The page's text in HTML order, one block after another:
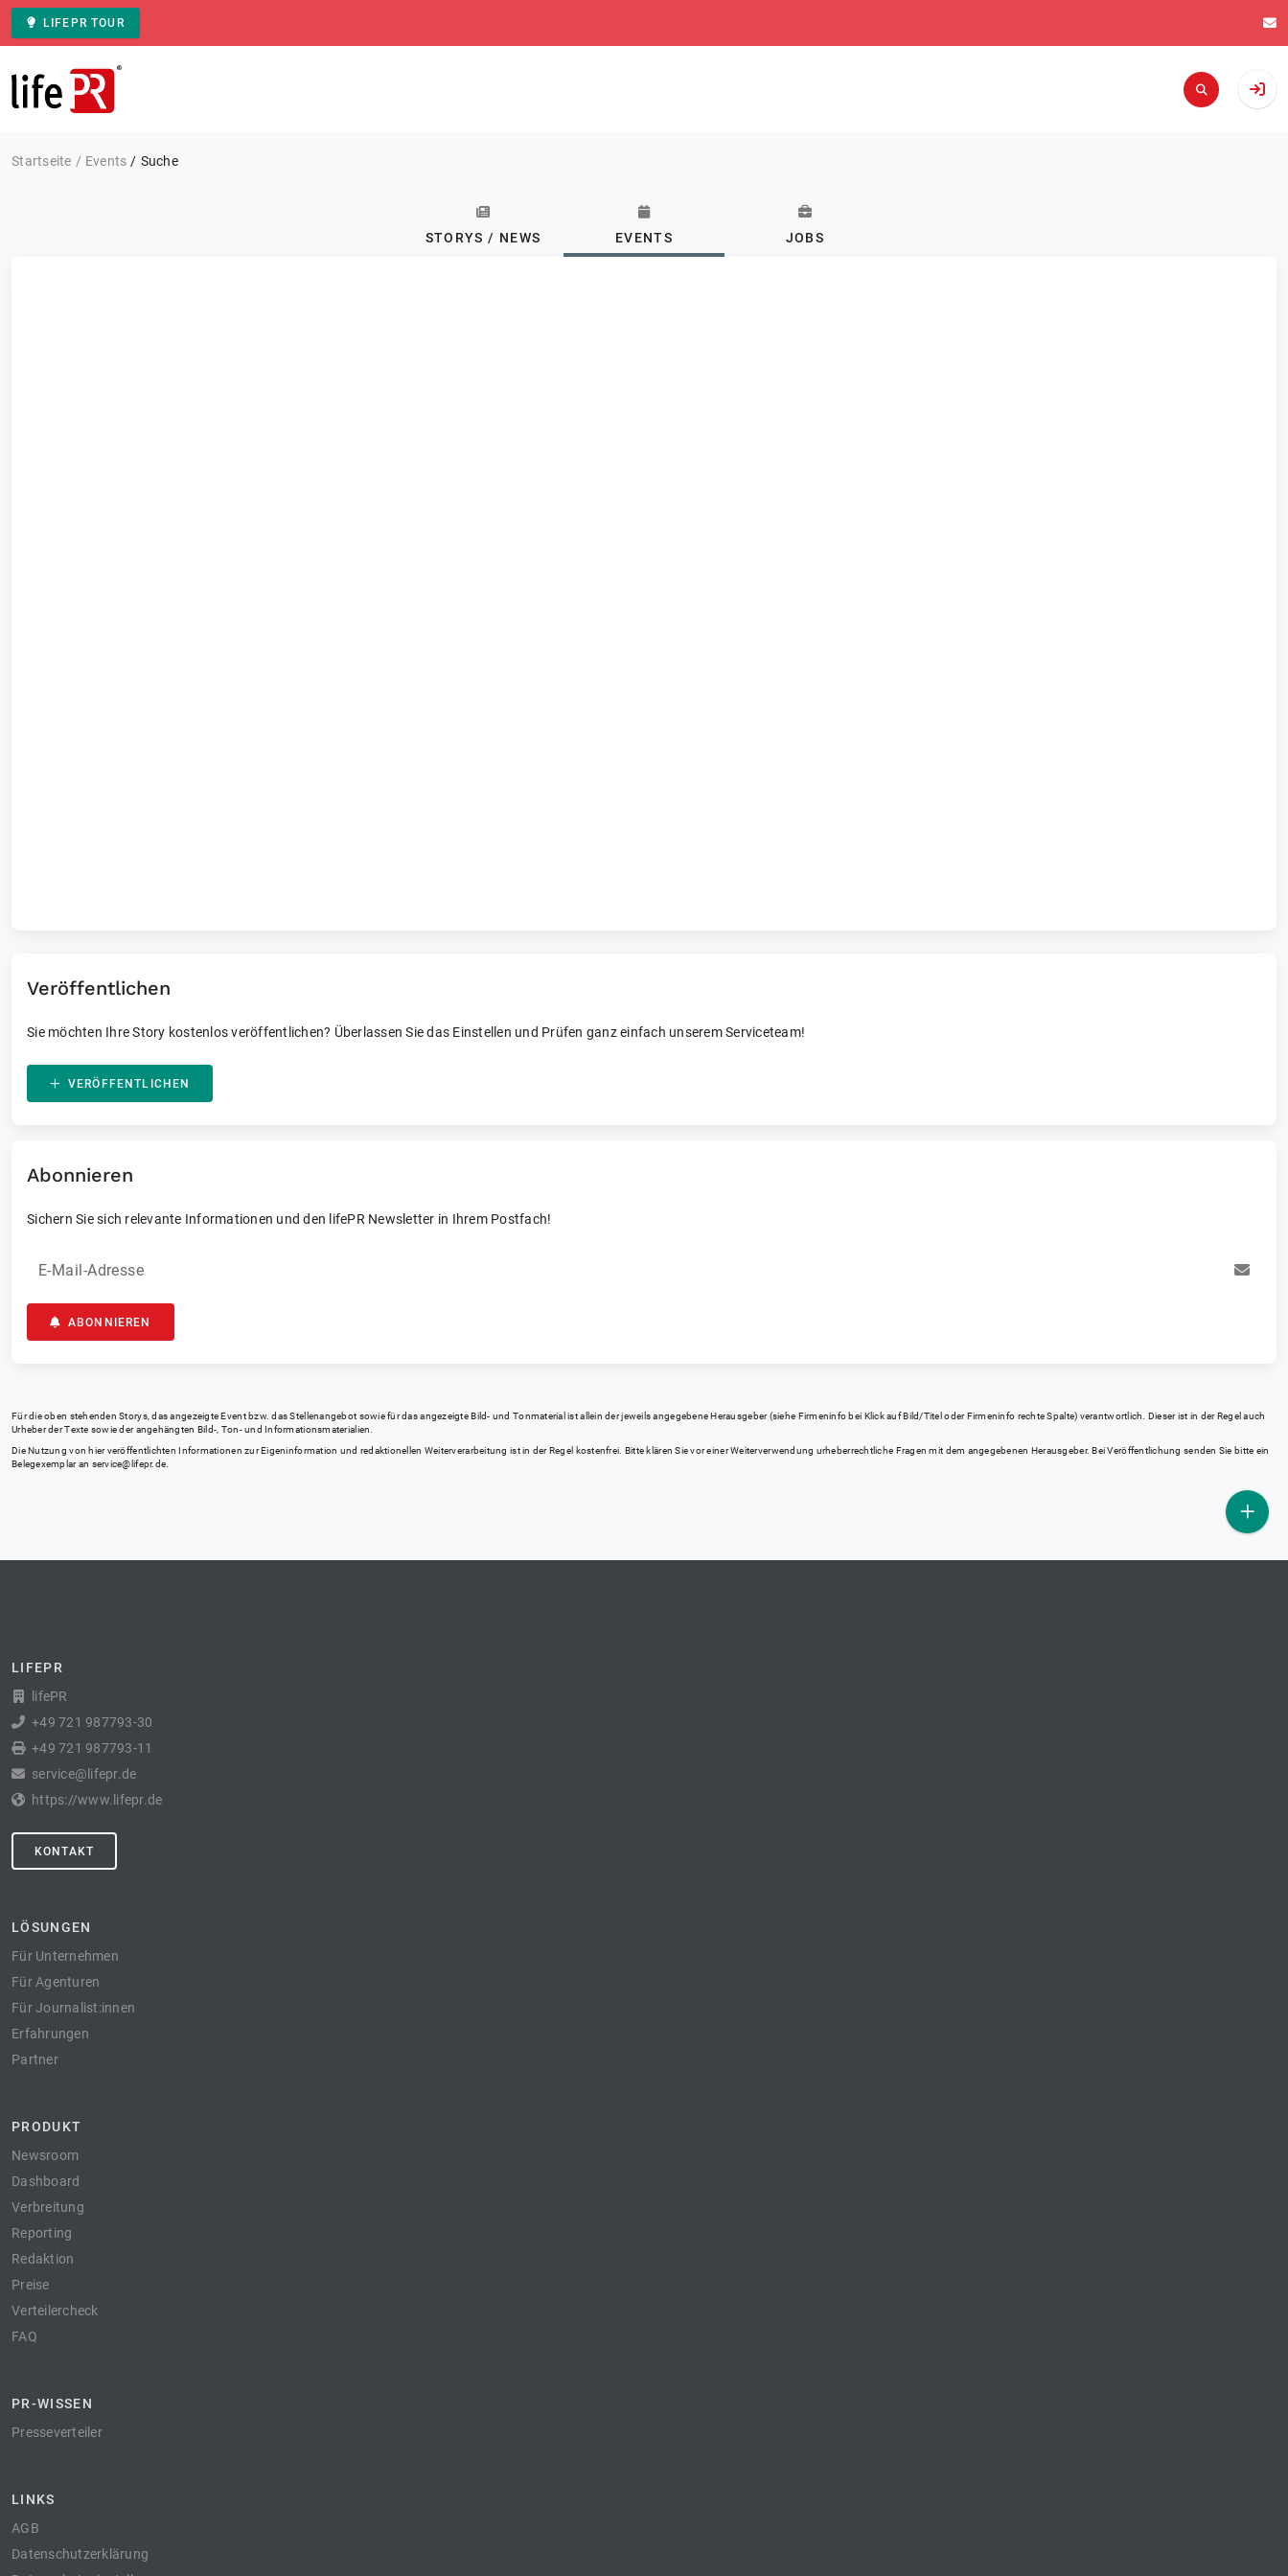
LIFEPR TOUR
Zur Startseite
Startseite Events Suche
STORYS / NEWS EVENTS JOBS
Veröffentlichen
Sie möchten Ihre Story kostenlos veröffentlichen? Überlassen Sie das Einstellen und Prüfen ganz einfach unserem Serviceteam!
VERÖFFENTLICHEN
Abonnieren
Sichern Sie sich relevante Informationen und den lifePR Newsletter in Ihrem Postfach!
E-Mail-Adresse
ABONNIEREN
Für die oben stehenden Storys, das angezeigte Event bzw. das Stellenangebot sowie für das angezeigte Bild- und Tonmaterial ist allein der jeweils angegebene Herausgeber (siehe Firmeninfo bei Klick auf Bild/Titel oder Firmeninfo rechte Spalte) verantwortlich. Dieser ist in der Regel auch
Urheber der Texte sowie der angehängten Bild-, Ton- und Informationsmaterialien.
Die Nutzung von hier veröffentlichten Informationen zur Eigeninformation und redaktionellen Weiterverarbeitung ist in der Regel kostenfrei. Bitte klären Sie vor einer Weiterverwendung urheberrechtliche Fragen mit dem angegebenen Herausgeber. Bei Veröffentlichung senden Sie bitte ein
Belegexemplar an service@lifepr.de
LIFEPR
lifePR
+49 721 987793-30
+49 721 987793-11
service@lifepr.de
https://www.lifepr.de
KONTAKT
LÖSUNGEN
Für Unternehmen
Für Agenturen
Für Journalist:innen
Erfahrungen
Partner
PRODUKT
Newsroom
Dashboard
Verbreitung
Reporting
Redaktion
Preise
Verteilercheck
FAQ
PR-WISSEN
Presseverteiler
LINKS
AGB
Datenschutzerklärung